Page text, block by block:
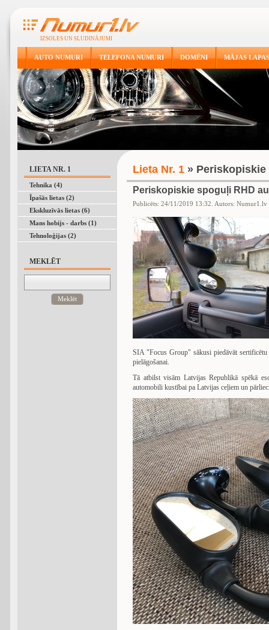
IZSOLES UN SLUDINĀJUMI
AUTO NUMURI TELEFONA NUMURI DOMĒNI MĀJAS LAPAS
LIETA NR. 1
Tehnika (4)
Īpašās lietas (2)
Ekskluzīvās lietas (6)
Mans hobijs - darbs (1)
Tehnoloģijas (2)
MEKLĒT
Meklēt
Lieta Nr. 1 »
Periskopiskie spoguļi RHD
Publicēts: 24/11/2019 13:32. Autors: Numur1.lv
SIA "Focus Group" sākusi piedāvāt
pielāgošanai.
Tā atbilst visām Latvijas Republikā spēkā
automobili kustībai pa Latvijas ceļiem un